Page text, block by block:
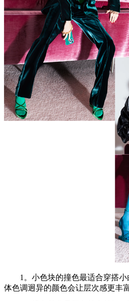
1。小色块的撞色最适合穿搭小
体色调迥异的颜色会让层次感更丰